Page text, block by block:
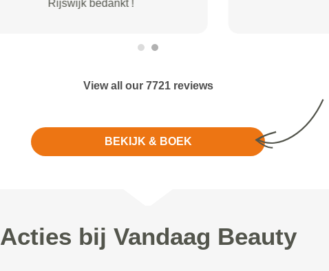
View all our 7721 reviews
BEKIJK & BOEK
Acties bij Vandaag Beauty